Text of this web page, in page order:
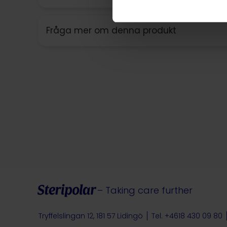
Fråga mer om denna produkt
– Taking care further
Tryffelslingan 12, 181 57 Lidingö Tel. +4618 430 09 80